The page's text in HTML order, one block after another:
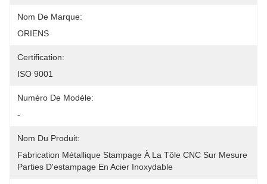
Nom De Marque:
ORIENS
Certification:
ISO 9001
Numéro De Modèle:
-
Nom Du Produit:
Fabrication Métallique Stampage À La Tôle CNC Sur Mesure
Parties D'estampage En Acier Inoxydable